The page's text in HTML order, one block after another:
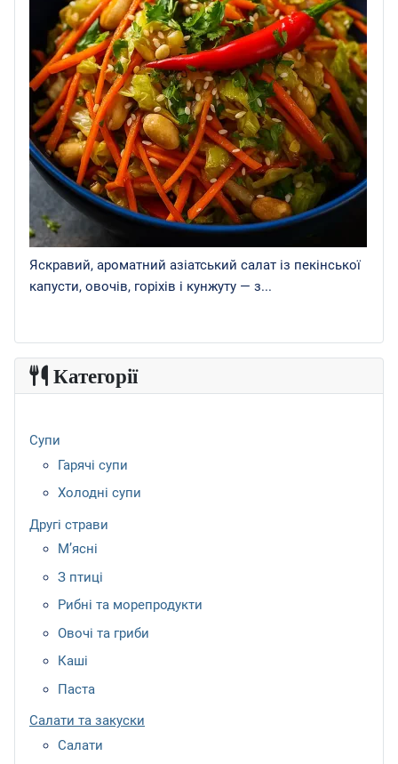
Яскравий, ароматний азіатський салат із пекінської
капусти, овочів, горіхів і кунжуту — з...
Категорії
Супи
Гарячі супи
Холодні супи
Другі страви
М’ясні
З птиці
Рибні та морепродукти
Овочі та гриби
Каші
Паста
Салати та закуски
Салати